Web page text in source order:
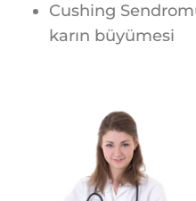
Cushing
karın büyümesi